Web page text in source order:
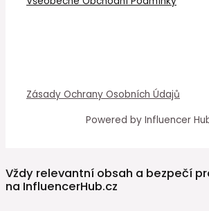
Zásady Ochrany Osobních Údajů
Powered by Influencer
Vždy relevantní obsah a bezpečí
na InfluencerHub.cz